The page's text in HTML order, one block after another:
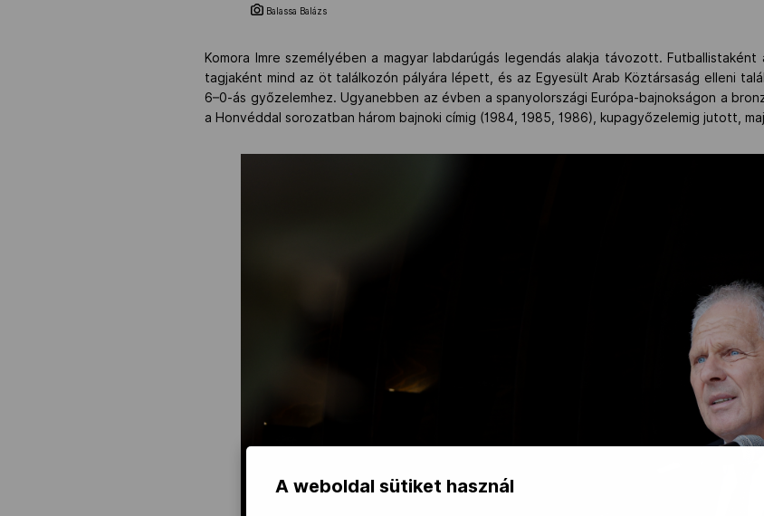
Balassa Balázs
Komora Imre személyében a magyar labdarúgás legendás alakja távozott.
tagjaként mind az öt találkozón pályára lépett, és az Egyesült Arab Köztársaság elleni
6–0-ás győzelemhez. Ugyanebben az évben a spanyolországi Európa-bajnokságon a
a Honvéddal sorozatban három bajnoki címig (1984, 1985, 1986), kupagyőzelemig jutott,
A weboldal sütiket használ